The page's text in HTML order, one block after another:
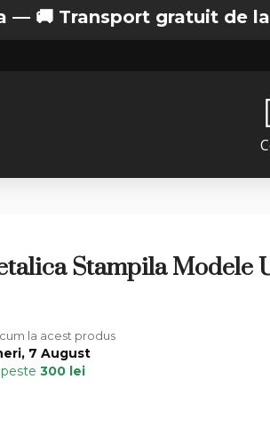
gratuit de la 200 lei
Stampila Modele
la acest produs
7 August
300 lei